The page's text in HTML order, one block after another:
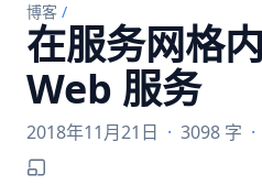
博客 /
在服务网格
Web 服务
2018年11月21日 · 3098 字 ·